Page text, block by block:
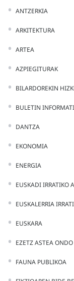
ANTZERKIA
ARKITEKTURA
ARTEA
AZPIEGITURAK
BILARDOREKIN
BULETIN
DANTZA
EKONOMIA
ENERGIA
EUSKADI IRRATIKO
EUSKALERRIA
EUSKARA
EZETZ ASTEA
FAUNA PUBLIKOA